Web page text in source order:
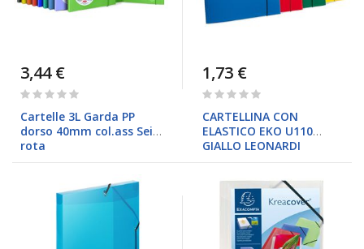
3,44 €
Rating:
Cartelle 3L Garda PP
dorso 40mm col.ass Sei
rota
1,73 €
Rating:
CARTELLINA CON
ELASTICO EKO U110
GIALLO LEONARDI